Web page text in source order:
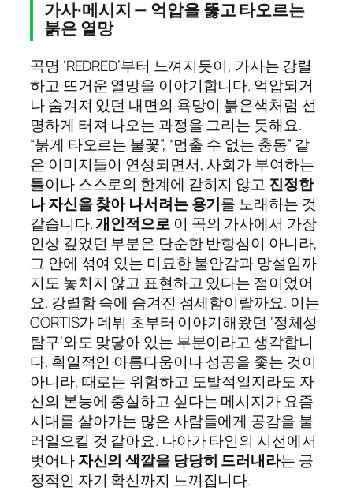
가사·메시지 — 억압을 뚫고 타오르는
붉은 열망
곡명 ‘REDRED’부터 느껴지듯이, 가사는 강렬
하고 뜨거운 열망을 이야기합니다. 억압되거
나 숨겨져 있던 내면의 욕망이 붉은색처럼 선
명하게 터져 나오는 과정을 그리는 듯해요.
“붉게 타오르는 불꽃”, “멈출 수 없는 충동” 같
은 이미지들이 연상되면서, 사회가 부여하는
틀이나 스스로의 한계에 갇히지 않고 진정한
나 자신을 찾아 나서려는 용기를 노래하는 것
같습니다.개인적으로이 곡의 가사에서 가장
인상 깊었던 부분은 단순한 반항심이 아니라,
그 안에 섞여 있는 미묘한 불안감과 망설임까
지도 놓치지 않고 표현하고 있다는 점이었어
요. 강렬함 속에 숨겨진 섬세함이랄까요. 이는
CORTIS가 데뷔 초부터 이야기해왔던 ‘정체성
탐구’와도 맞닿아 있는 부분이라고 생각합니
다. 획일적인 아름다움이나 성공을 좇는 것이
아니라, 때로는 위험하고 도발적일지라도 자
신의 본능에 충실하고 싶다는 메시지가 요즘
시대를 살아가는 많은 사람들에게 공감을 불
러일으킬 것 같아요. 나아가 타인의 시선에서
벗어나자신의 색깔을 당당히 드러내라는 긍
정적인 자기 확신까지 느껴집니다.